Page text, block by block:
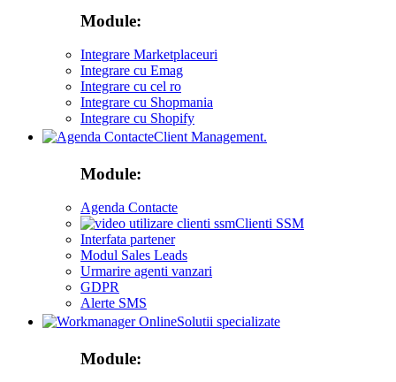
Module:
Integrare Marketplaceuri
Integrare cu Emag
Integrare cu cel ro
Integrare cu Shopmania
Integrare cu Shopify
Client Management.
Module:
Agenda Contacte
Clienti SSM
Interfata partener
Modul Sales Leads
Urmarire agenti vanzari
GDPR
Alerte SMS
Solutii specializate
Module: